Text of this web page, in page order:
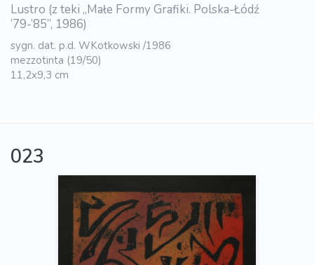
Lustro (z teki „Małe Formy Grafiki. Polska-Łódź
’79-’85”, 1986)
sygn. dat. p.d. WKotkowski /1986
mezzotinta (19/50)
11,2x9,3 cm
023